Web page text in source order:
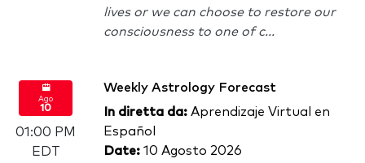
lives or we can choose to restore our
consciousness to one of c...
Ago
10
01:00 PM
EDT
Weekly Astrology Forecast
In diretta da: Aprendizaje Virtual en
Español
Date: 10 Agosto 2026